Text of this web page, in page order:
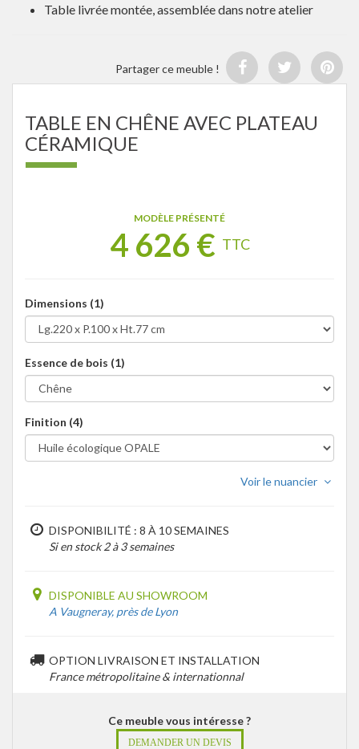
Table livrée montée, assemblée dans notre atelier
Partager ce meuble !
TABLE EN CHÊNE AVEC PLATEAU
CÉRAMIQUE
MODÈLE PRÉSENTÉ
4 626 € TTC
Dimensions (1)
Essence de bois (1)
Finition (4)
Voir le nuancier
DISPONIBILITÉ : 8 À 10 SEMAINES
Si en stock 2 à 3 semaines
DISPONIBLE AU SHOWROOM
A Vaugneray, près de Lyon
OPTION LIVRAISON ET INSTALLATION
France métropolitaine & internationnal
Ce meuble vous intéresse ?
DEMANDER UN DEVIS